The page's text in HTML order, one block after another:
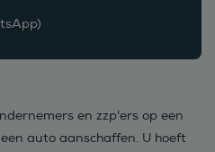
en zzp'ers op een
auto aanschaffen. U hoeft